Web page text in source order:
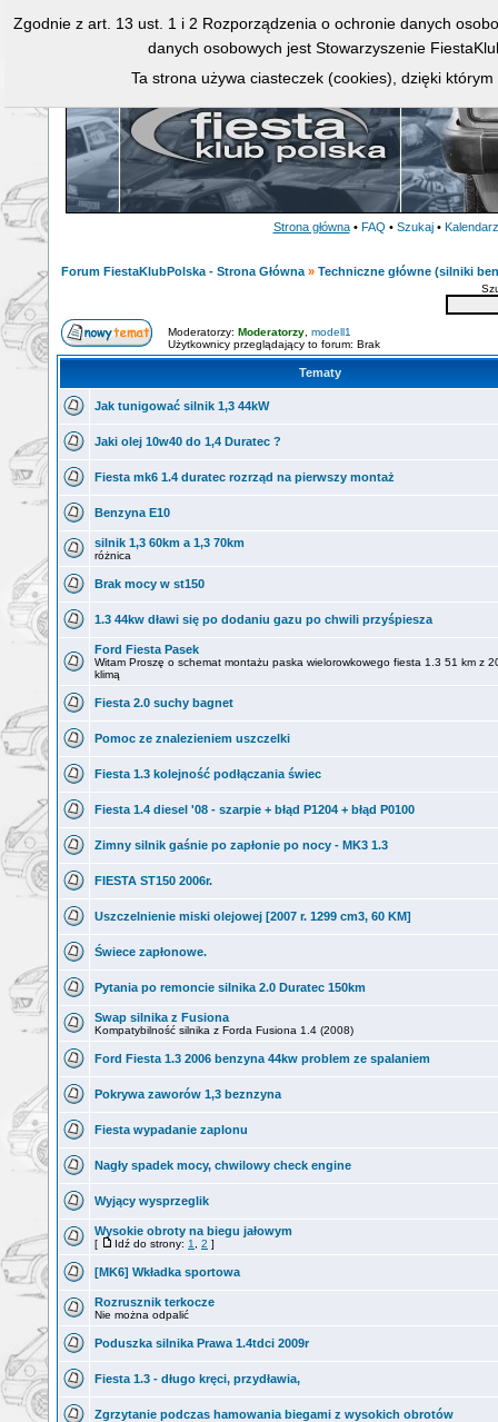
Strona główna • FAQ • Szukaj • Kalendarz
Forum FiestaKlubPolska - Strona Główna » Techniczne główne (silniki
Moderatorzy: Moderatorzy modell1
Użytkownicy przeglądający to forum: Brak
Tematy
Jak tunigować silnik 1,3 44kW
Jaki olej 10w40 do 1,4 Duratec ?
Fiesta mk6 1.4 duratec rozrząd na pierwszy montaż
Benzyna E10
silnik 1,3 60km a 1,3 70km
różnica
Brak mocy w st150
1.3 44kw dławi się po dodaniu gazu po chwili przyśpiesza
Ford Fiesta Pasek
Witam Proszę o schemat montażu paska wielorowkowego fiesta 1.3 51 km z
klimą
Fiesta 2.0 suchy bagnet
Pomoc ze znalezieniem uszczelki
Fiesta 1.3 kolejność podłączania świec
Fiesta 1.4 diesel '08 - szarpie + błąd P1204 + błąd P0100
Zimny silnik gaśnie po zapłonie po nocy - MK3 1.3
FIESTA ST150 2006r.
Uszczelnienie miski olejowej [2007 r. 1299 cm3, 60 KM]
Świece zapłonowe.
Pytania po remoncie silnika 2.0 Duratec 150km
Swap silnika z Fusiona
Kompatybilność silnika z Forda Fusiona 1.4 (2008)
Ford Fiesta 1.3 2006 benzyna 44kw problem ze spalaniem
Pokrywa zaworów 1,3 beznzyna
Fiesta wypadanie zaplonu
Nagły spadek mocy, chwilowy check engine
Wyjący wysprzeglik
Wysokie obroty na biegu jałowym
[ Idź do strony: 1 2 ]
[MK6] Wkładka sportowa
Rozrusznik terkocze
Nie można odpalić
Poduszka silnika Prawa 1.4tdci 2009r
Fiesta 1.3 - długo kręci, przydławia,
Zgrzytanie podczas hamowania biegami z wysokich obrotów
Zgodnie z art. 13 ust. 1 i 2 Rozporządzenia o ochronie danych
danych osobowych jest Stowarzyszenie
Ta strona używa ciasteczek (cookies), dzięki